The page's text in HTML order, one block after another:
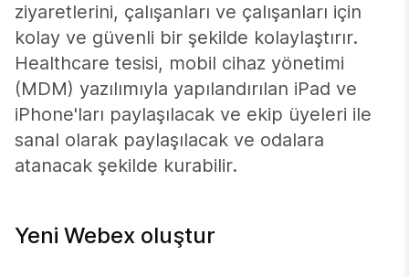
ziyaretlerini, çalışanları ve çalışanları için
kolay ve güvenli bir şekilde kolaylaştırır.
Healthcare tesisi, mobil cihaz yönetimi
(MDM) yazılımıyla yapılandırılan iPad ve
iPhone'ları paylaşılacak ve ekip üyeleri ile
sanal olarak paylaşılacak ve odalara
atanacak şekilde kurabilir.
Yeni Webex oluştur